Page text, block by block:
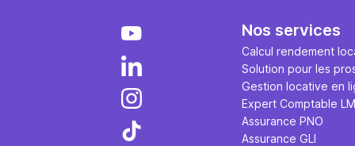
Nos services
Calcul rendement
Solution pour les
Gestion locative en
Expert Comptable
Assurance PNO
Assurance GLI